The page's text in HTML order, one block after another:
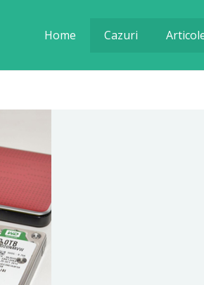
Home Cazuri